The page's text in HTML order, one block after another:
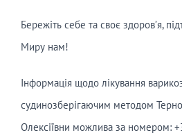
Бережіть себе та своє здоров’я,
Миру нам!
Інформація щодо лікування
судинозберігаючим методом
Олексіївни можлива за номером: